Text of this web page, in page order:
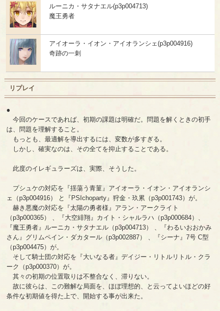
ルーニカ・サタナエル(p3p004713)
魔王勇者
アイオーラ・イオン・アイオランシェ(p3p004916)
奇跡の一刺
リプレイ
●
今回のケースであれば、初期の課題は明確だ。問題を解くときの初手
は、問題を理解すること。
もっとも、最適解を導出するには、変数が多すぎる。
しかし、確実なのは、その全てを抑止することである。
此度のイレギュラーズは、実際、そうした。
プシュケの対応を『揺蕩う青菫』アイオーラ・イオン・アイオランシ
ェ（p3p004916） と『PSIchoparty』狩金・玖累（p3p001743）が。
赫き悪魔の対応を『太陽の勇者様』アラン・アークライト
（p3p000365） 、『大空緋翔』カイト・シャルラハ（p3p000684）、
『魔王勇者』ルーニカ・サタナエル（p3p004713） 、『わるいおおかみ
さん』グリムペイン・ダカタール（p3p002887） 、『シーナ』7号 C型
（p3p004475）が。
そして騎士団の対応を『大いなる者』デイジー・リトルリトル・クラ
ーク（p3p000370）が。
其々の初期の位置取りは不整合なく、滞りない。
故に彼らは、この難解な局面を、ほぼ理想的、と云ってよいほどの好
条件な初期値を得た上で、開始する事が出来た。